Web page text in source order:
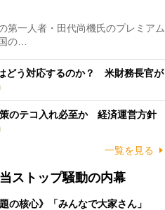
一人者・田代尚機氏のプレミアム
の…
どう対応するのか？ 米財務長官が
のテコ入れ必至か 経済運営方針
一覧を見る
ストップ騒動の内幕
の核心》「みんなで大家さん」